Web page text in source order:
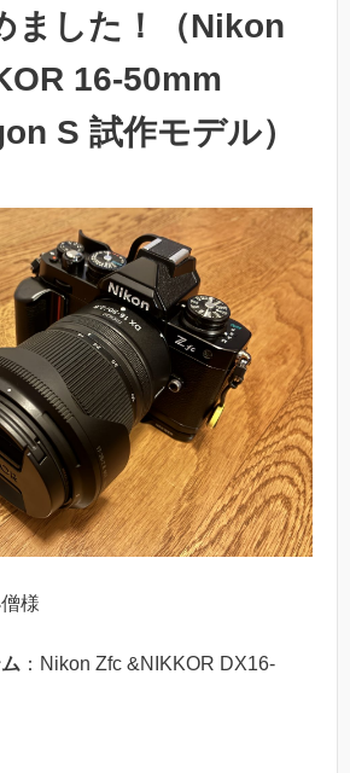
ました！（Nikon
16-50mm
S 試作モデル）
様
：Nikon Zfc &NIKKOR DX16-